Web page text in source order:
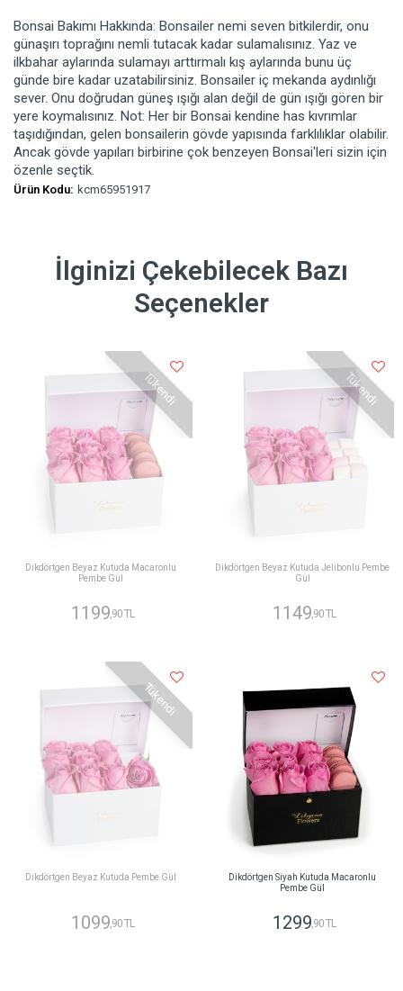
Bonsai Bakımı Hakkında: Bonsailer nemi seven bitkilerdir, onu
günaşırı toprağını nemli tutacak kadar sulamalısınız. Yaz ve
ilkbahar aylarında sulamayı arttırmalı kış aylarında bunu üç
günde bire kadar uzatabilirsiniz. Bonsailer iç mekanda aydınlığı
sever. Onu doğrudan güneş ışığı alan değil de gün ışığı gören bir
yere koymalısınız. Not: Her bir Bonsai kendine has kıvrımlar
taşıdığından, gelen bonsailerin gövde yapısında farklılıklar olabilir.
Ancak gövde yapıları birbirine çok benzeyen Bonsai'leri sizin için
özenle seçtik.
Ürün Kodu: kcm65951917
İlginizi Çekebilecek Bazı
Seçenekler
Tükendi
Dikdörtgen Beyaz Kutuda Macaronlu
Pembe Gül
1199 ,90 TL
Tükendi
Dikdörtgen Beyaz Kutuda Jelibonlu Pembe
Gül
1149 ,90 TL
Tükendi
Dikdörtgen Beyaz Kutuda Pembe Gül
1099,90 TL
Dikdörtgen Siyah Kutuda Macaronlu
Pembe Gül
1299,90 TL